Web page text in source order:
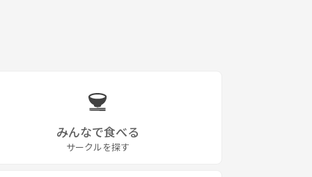
みんなで食べる
サークルを探す